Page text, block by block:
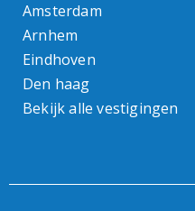
Amsterdam
Arnhem
Eindhoven
Den haag
Bekijk alle vestigingen